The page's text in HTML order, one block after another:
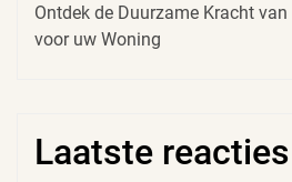
Ontdek de Duurzame Kracht
voor uw Woning
Laatste reacties